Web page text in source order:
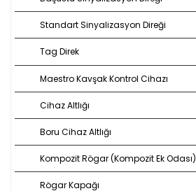
Standart Sinyalizasyon Direği
Tag Direk
Maestro Kavşak Kontrol Cihazı
Cihaz Altlığı
Boru Cihaz Altlığı
Kompozit Rögar (Kompozit Ek Odası)
Rögar Kapağı